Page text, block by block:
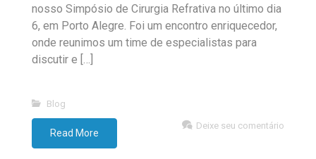
nosso Simpósio de Cirurgia Refrativa no último dia
6, em Porto Alegre. Foi um encontro enriquecedor,
onde reunimos um time de especialistas para
discutir e […]
Blog
Read More
Deixe seu comentário